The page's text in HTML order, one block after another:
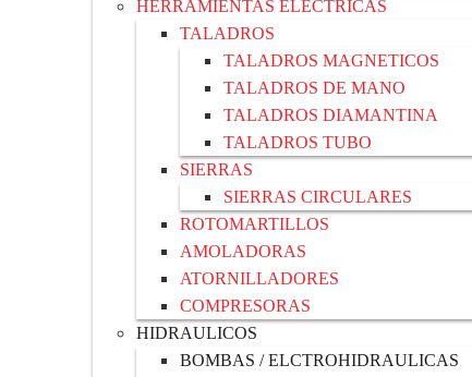
HERRAMIENTAS ELECTRICAS
TALADROS
TALADROS MAGNETICOS
TALADROS DE MANO
TALADROS DIAMANTINA
TALADROS TUBO
SIERRAS
SIERRAS CIRCULARES
ROTOMARTILLOS
AMOLADORAS
ATORNILLADORES
COMPRESORAS
HIDRAULICOS
BOMBAS / ELCTROHIDRAULICAS